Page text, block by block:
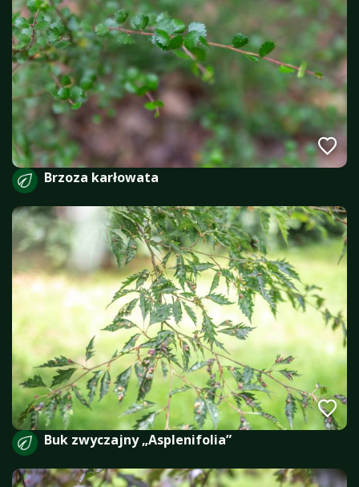
Brzoza karłowata
Buk zwyczajny „Asplenifolia”